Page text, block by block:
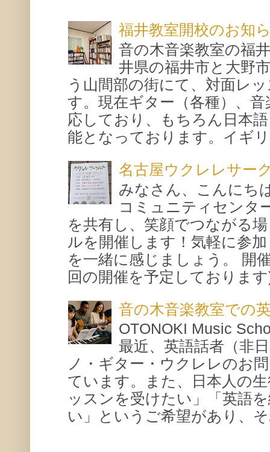
福井教室開校のお知
音の木音楽教室の福
井県の福井市と大野
う山間部の街にて、対面レ
す。現在ギター（各種）、
応しており、もちろん日本
能となっております。イギ
名古屋ウクレレサー
みなさん、こんにち
コミュニティセンタ
を共有し、笑顔でつながる
ルを開催します！気軽に参
を一緒に感じましょう。 開
回の開催を予定しておりま
音の木音楽教室での
OTONOKI Music
最近、英語話者（非
ノ・ギター・ウクレレのお
ています。また、日本人の
ッスンを受けたい」「英語
い」というご希望があり、